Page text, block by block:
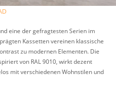
eine der gefragtesten Serien im
Kassetten vereinen klassische
zu modernen Elementen. Die
von RAL 9010, wirkt dezent
mit verschiedenen Wohnstilen und